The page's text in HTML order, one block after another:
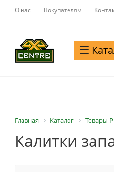
О нас Покупателям
Главная Каталог Товары
Калитки